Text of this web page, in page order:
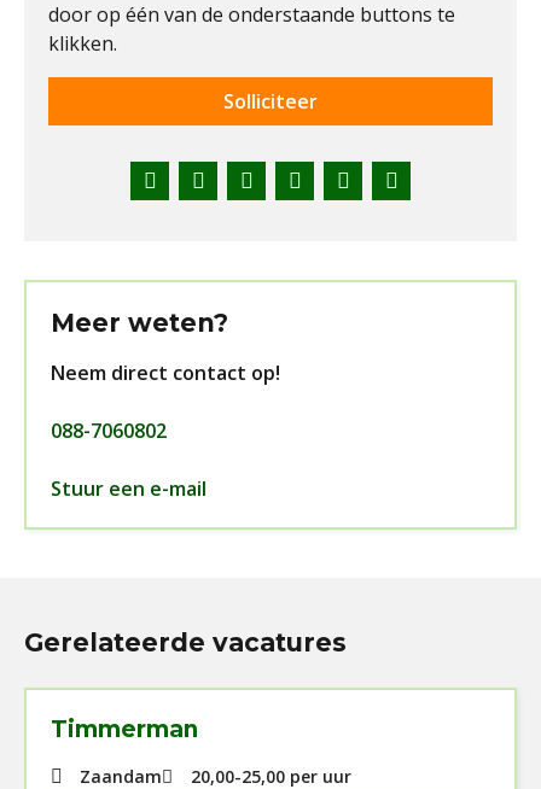
door op één van de onderstaande buttons te
klikken.
FacebookTwitterLinkedInPinterestWhatsApp
Solliciteer
Meer weten?
Neem direct contact op!
088-7060802
Stuur een e-mail
Gerelateerde vacatures
Timmerman
Zaandam 20,00-25,00 per uur